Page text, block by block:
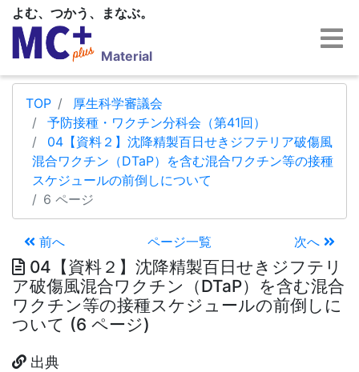
よむ、つかう、まなぶ。
Material
TOP
厚生科学審議会
予防接種・ワクチン分科会（第41回）
04【資料２】沈降精製百日せきジフテリア破傷風
混合ワクチン（DTaP）を含む混合ワクチン等の接種
スケジュールの前倒しについて
6 ページ
前へ ページ一覧 次へ
04【資料２】沈降精製百日せきジフテリ
ア破傷風混合ワクチン（DTaP）を含む混合
ワクチン等の接種スケジュールの前倒しに
ついて (6 ページ)
出典